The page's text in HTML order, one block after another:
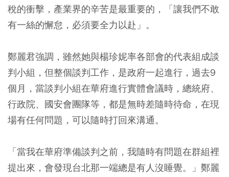
稅的衝擊，產業界的辛苦是最重要的，「讓我們不敢
有一絲的懈怠，必須要全力以赴」。
鄭麗君強調，雖然她與楊珍妮率各部會的代表組成談
判小組，但整個談判工作，是政府一起進行，過去9
個月，當談判小組在華府進行實體會議時，總統府、
行政院、國安會團隊等，都是無時差隨時待命，在現
場有任何問題，可以隨時打回來溝通。
「當我在華府準備談判之前，我隨時有問題在群組裡
提出來，會發現台北那一端總是有人沒睡覺。」鄭麗